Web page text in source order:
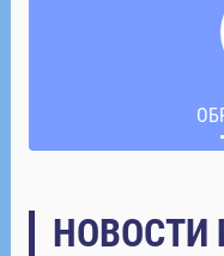
НОВОСТИ